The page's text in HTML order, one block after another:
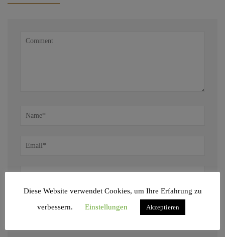
Name, E-Mail-Adresse und Website in diesem Browser für meinen nächsten
Diese Website verwendet Cookies, um Ihre Erfahrung zu
verbessern.
Einstellungen Akzeptieren